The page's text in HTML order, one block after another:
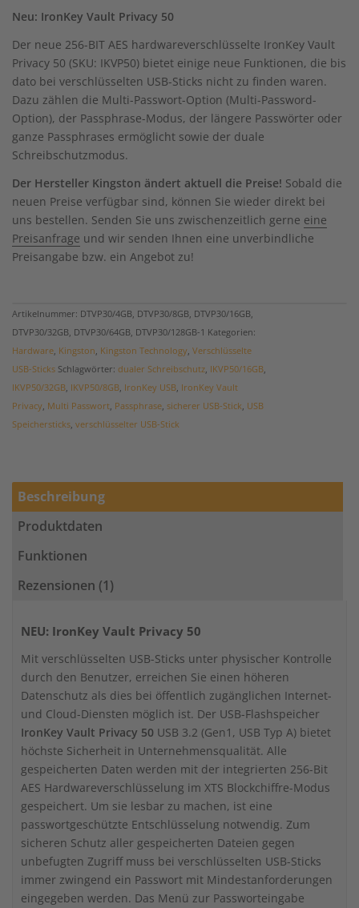
basierend
1
Kundenbewertung
Neu: IronKey Vault Privacy 50
Der neue 256-BIT AES hardwareverschlüsselte IronKey Vault
Privacy 50 (SKU: IKVP50) bietet einige neue Funktionen, die bis
dato bei verschlüsselten USB-Sticks nicht zu finden waren.
Dazu zählen die Multi-Passwort-Option (Multi-Password-
Option), der Passphrase-Modus, der längere Passwörter oder
ganze Passphrases ermöglicht sowie der duale
Schreibschutzmodus.
Der Hersteller Kingston ändert aktuell die Preise! Sobald die
neuen Preise verfügbar sind, können Sie wieder direkt bei
uns bestellen. Senden Sie uns zwischenzeitlich gerne eine
Preisanfrage und wir senden Ihnen eine unverbindliche
Preisangabe bzw. ein Angebot zu!
Artikelnummer: DTVP30/4GB, DTVP30/8GB, DTVP30/16GB,
DTVP30/32GB, DTVP30/64GB, DTVP30/128GB-1 Kategorien:
Hardware, Kingston, Kingston Technology, Verschlüsselte
USB-Sticks Schlagwörter: dualer Schreibschutz, IKVP50/16GB,
IKVP50/32GB, IKVP50/8GB, IronKey USB, IronKey Vault
Privacy, Multi Passwort, Passphrase, sicherer USB-Stick, USB
Speichersticks, verschlüsselter USB-Stick
Beschreibung
Produktdaten
Funktionen
Rezensionen (1)
NEU: IronKey Vault Privacy 50
Mit verschlüsselten USB-Sticks unter physischer Kontrolle
durch den Benutzer, erreichen Sie einen höheren
Datenschutz als dies bei öffentlich zugänglichen Internet-
und Cloud-Diensten möglich ist. Der USB-Flashspeicher
IronKey Vault Privacy 50 USB 3.2 (Gen1, USB Typ A) bietet
höchste Sicherheit in Unternehmensqualität. Alle
gespeicherten Daten werden mit der integrierten 256-Bit
AES Hardwareverschlüsselung im XTS Blockchiffre-Modus
gespeichert. Um sie lesbar zu machen, ist eine
passwortgeschützte Entschlüsselung notwendig. Zum
sicheren Schutz aller gespeicherten Dateien gegen
unbefugten Zugriff muss bei verschlüsselten USB-Sticks
immer zwingend ein Passwort mit Mindestanforderungen
eingegeben werden. Das Menü zur Passworteingabe